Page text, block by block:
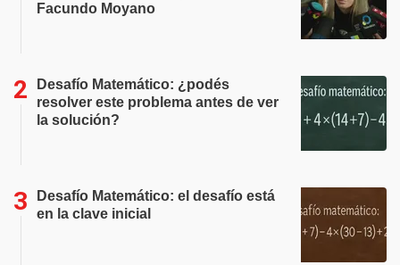
Facundo Moyano
Desafío Matemático: ¿podés
resolver este problema antes de ver
la solución?
Desafío Matemático: el desafío está
en la clave inicial